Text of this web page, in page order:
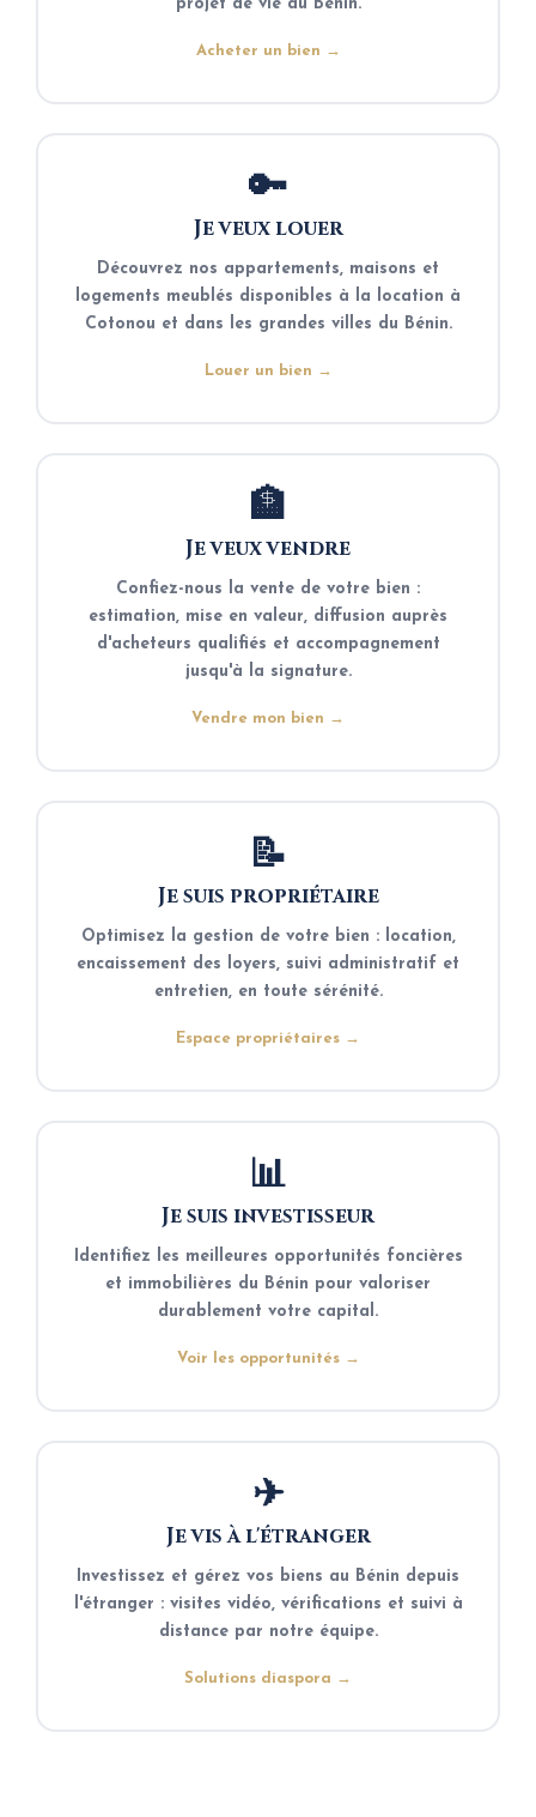
projet de vie au Bénin.
Acheter un bien →
🔑
Je veux louer
Découvrez nos appartements, maisons et
logements meublés disponibles à la location à
Cotonou et dans les grandes villes du Bénin.
Louer un bien →
🏦
Je veux vendre
Confiez-nous la vente de votre bien :
estimation, mise en valeur, diffusion auprès
d'acheteurs qualifiés et accompagnement
jusqu'à la signature.
Vendre mon bien →
📝
Je suis propriétaire
Optimisez la gestion de votre bien : location,
encaissement des loyers, suivi administratif et
entretien, en toute sérénité.
Espace propriétaires →
📊
Je suis investisseur
Identifiez les meilleures opportunités foncières
et immobilières du Bénin pour valoriser
durablement votre capital.
Voir les opportunités →
✈
Je vis à l'étranger
Investissez et gérez vos biens au Bénin depuis
l'étranger : visites vidéo, vérifications et suivi à
distance par notre équipe.
Solutions diaspora →